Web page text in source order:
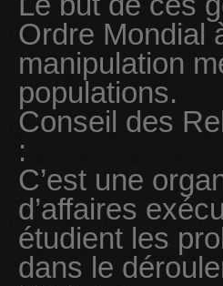
Ordre Mondial
manipulation
populations.
Conseil des
:
C’est une
d’affaires
étudient les
dans le